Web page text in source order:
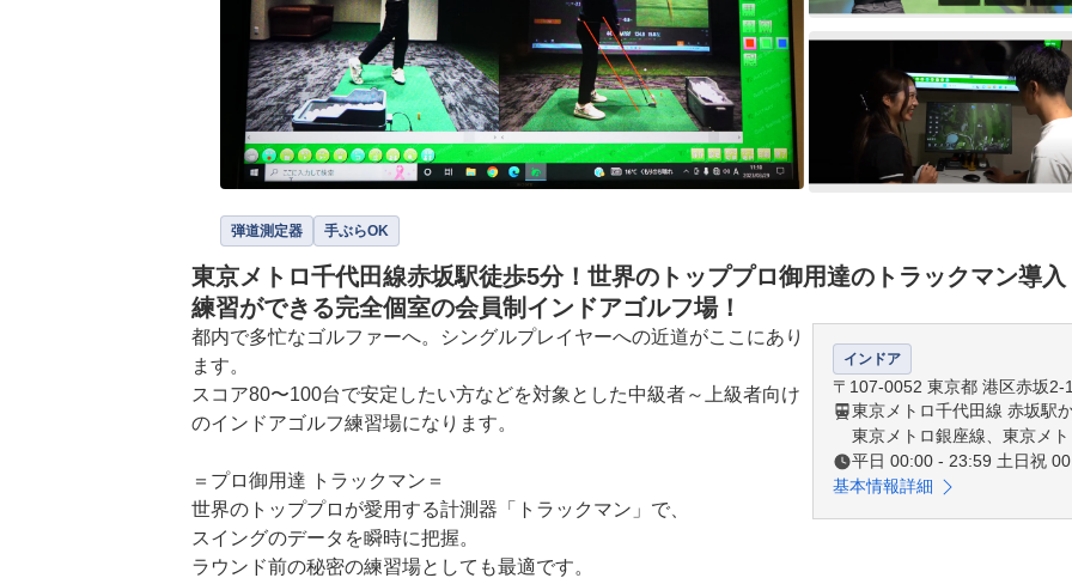
弾道測定器 手ぶらOK
東京メトロ千代田線赤坂駅徒歩5分！世界のトッププロ御用達のトラックマン導
練習ができる完全個室の会員制インドアゴルフ場！
都内で多忙なゴルファーへ。シングルプレイヤーへの近道がここにあり
ます。
スコア80〜100台で安定したい方などを対象とした中級者～上級者向け
のインドアゴルフ練習場になります。
＝プロ御用達 トラックマン＝
世界のトッププロが愛用する計測器「トラックマン」で、
スイングのデータを瞬時に把握。
ラウンド前の秘密の練習場としても最適です。
インドア
〒107-0052 東京都 港区赤坂
東京メトロ千代田線 赤坂駅
東京メトロ銀座線、東京メ
平日 00:00 - 23:59 土日祝
基本情報詳細